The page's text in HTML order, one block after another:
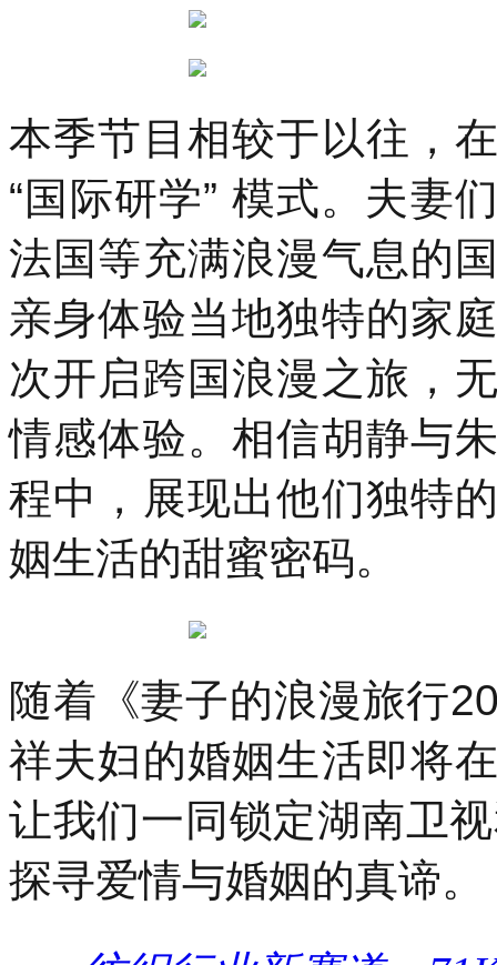
本季节目相较于以往，
“国际研学” 模式。夫妻
法国等充满浪漫气息的
亲身体验当地独特的家
次开启跨国浪漫之旅，
情感体验。相信胡静与
程中，展现出他们独特
姻生活的甜蜜密码。
随着《妻子的浪漫旅行
祥夫妇的婚姻生活即将
让我们一同锁定湖南卫
探寻爱情与婚姻的真谛。